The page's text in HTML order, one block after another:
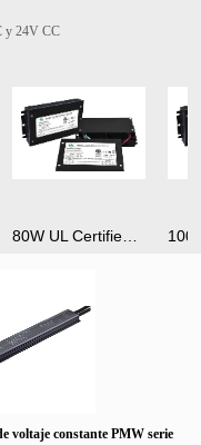
80W UL Certified LED Drivers Dimmable Junction Box
y 24V CC
voltaje constante PMW serie